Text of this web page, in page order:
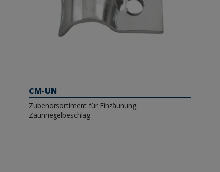
CM-UN
Zubehörsortiment für Einzäunung.
Zaunriegelbeschlag